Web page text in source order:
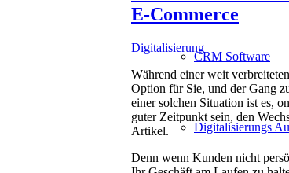
CRM Software
Digitalisierungs
E-Commerce
Digitalisierung
Während einer weit
Option für Sie, und der Gang
einer solchen Situation ist es,
guter Zeitpunkt sein, den
Artikel.
Denn wenn Kunden nicht